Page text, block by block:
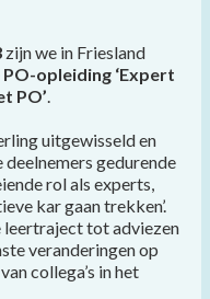
zijn we in Friesland
opleiding ‘Expert
PO’.
uitgewisseld en
gedurende
rol als experts,
kar gaan trekken’.
leertraject tot adviezen
veranderingen op
collega’s in het